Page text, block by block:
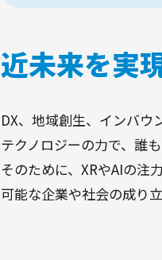
近未来を実
DX、地域創生、インバウ
テクノロジーの力で、誰
そのために、XRやAIの注
可能な企業や社会の成り